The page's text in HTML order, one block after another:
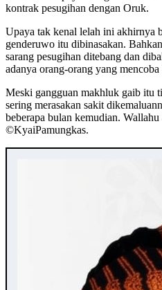
kontrak pesugihan dengan Oruk.
Upaya tak kenal lelah ini akhirnya
genderuwo itu dibinasakan.
sarang pesugihan ditebang dan
adanya orang-orang yang
Meski gangguan makhluk gaib itu
sering merasakan sakit
beberapa bulan kemudian. Wallahu
©️KyaiPamungkas.